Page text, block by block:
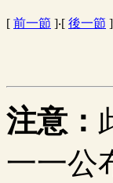
[ 前一節 ]‧[ 後一節
注意：
一一公